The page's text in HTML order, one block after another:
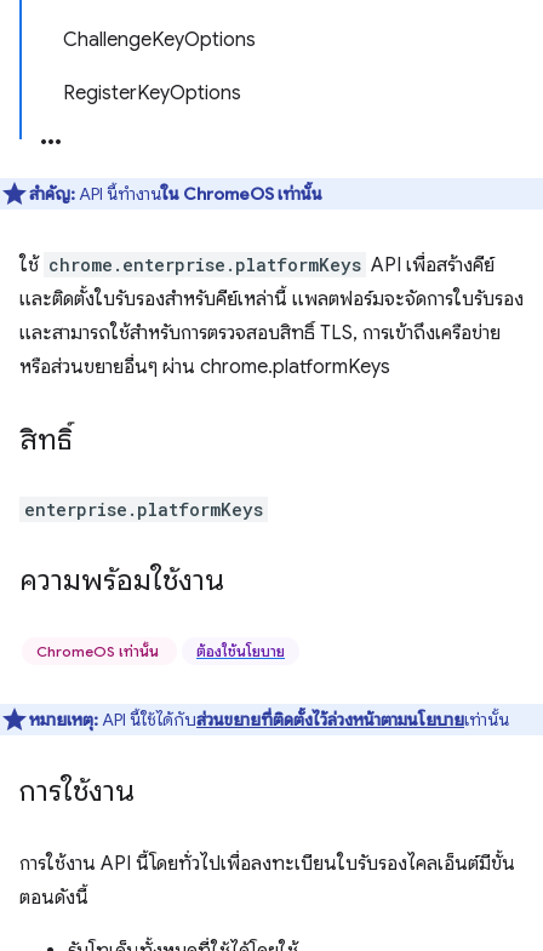
ChallengeKeyOptions
RegisterKeyOptions
สำคัญ:API นี้ทำงานใน ChromeOS เท่านั้น
ใช้ chrome.enterprise.platformKeys API เพื่อสร้างคีย์
และติดตั้งใบรับรองสำหรับคีย์เหล่านี้ แพลตฟอร์มจะจัดการใบรับรอง
และสามารถใช้สำหรับการตรวจสอบสิทธิ์ TLS, การเข้าถึงเครือข่าย
หรือส่วนขยายอื่นๆ ผ่าน chrome.platformKeys
สิทธิ์
enterprise.platformKeys
ความพร้อมใช้งาน
ChromeOS เท่านั้น ต้องใช้นโยบาย
หมายเหตุ:API นี้ใช้ได้กับส่วนขยายที่ติดตั้งไว้ล่วงหน้าตามนโยบายเท่านั้น
การใช้งาน
การใช้งาน API นี้โดยทั่วไปเพื่อลงทะเบียนใบรับรองไคลเอ็นต์มีขั้น
ตอนดังนี้